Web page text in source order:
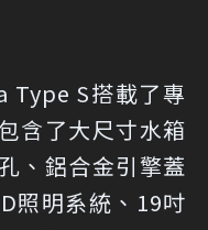
Type S搭載了專
含了大尺寸水箱
、鋁合金引擎蓋
照明系統、19吋